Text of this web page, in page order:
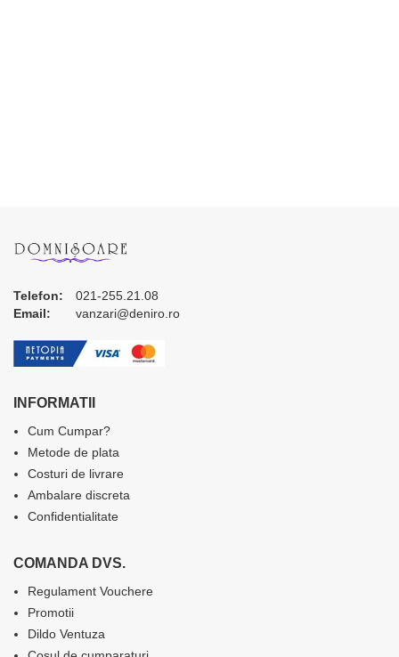
Telefon:
021-255.21.08
Email:
vanzari@deniro.ro
INFORMATII
Cum Cumpar?
Metode de plata
Costuri de livrare
Ambalare discreta
Confidentialitate
COMANDA DVS.
Regulament Vouchere
Promotii
Dildo Ventuza